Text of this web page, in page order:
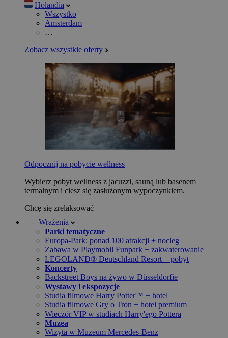
Holandia
Wszystko
Amsterdam
…
Zobacz wszystkie oferty
Odpocznij na pobycie wellness
Wybierz pobyt wellness z jacuzzi, sauną lub basenem
termalnym i ciesz się zasłużonym wypoczynkiem.
Chcę się zrelaksować
Wrażenia
Parki tematyczne
Europa-Park: ponad 100 atrakcji + nocleg
Zabawa w Playmobil Funpark + zakwaterowanie
LEGOLAND® Deutschland Resort + pobyt
Koncerty
Backstreet Boys na żywo w Düsseldorfie
Wystawy i ekspozycje
Studia filmowe Harry Potter™ + hotel
Studia filmowe Gry o Tron + hotel premium
Wieczór VIP w studiach Harry'ego Pottera
Muzea
Wizyta w Muzeum Mercedes-Benz